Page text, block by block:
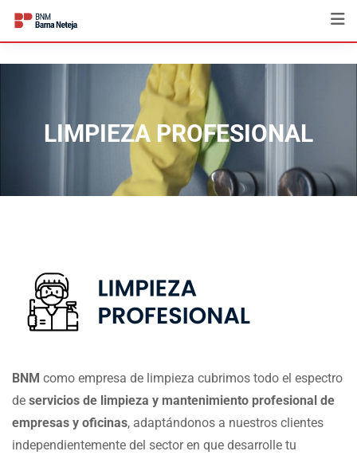
LIMPIEZA PROFESIONAL
BNM como empresa de limpieza cubrimos todo el espectro
de servicios de limpieza y mantenimiento profesional de
empresas y oficinas, adaptándonos a nuestros clientes
independientemente del sector en que desarrolle tu